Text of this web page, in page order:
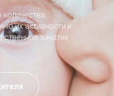
количества
их активности и
зачатие